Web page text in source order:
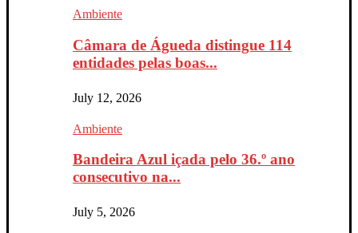
Ambiente
Câmara de Águeda distingue 114
entidades pelas boas...
July 12, 2026
Ambiente
Bandeira Azul içada pelo 36.º ano
consecutivo na...
July 5, 2026